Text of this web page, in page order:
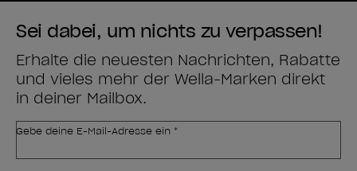
Sei dabei, um nichts zu verpassen!
Erhalte die neuesten Nachrichten, Rabatte
und vieles mehr der Wella-Marken direkt
in deiner Mailbox.
Gebe deine E-Mail-Adresse ein *